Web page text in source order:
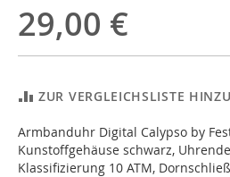
29,00 €
ZUR VERGLEICHSLISTE
Armbanduhr Digital Calypso by
Kunstoffgehäuse schwarz,
Klassifizierung 10 ATM,